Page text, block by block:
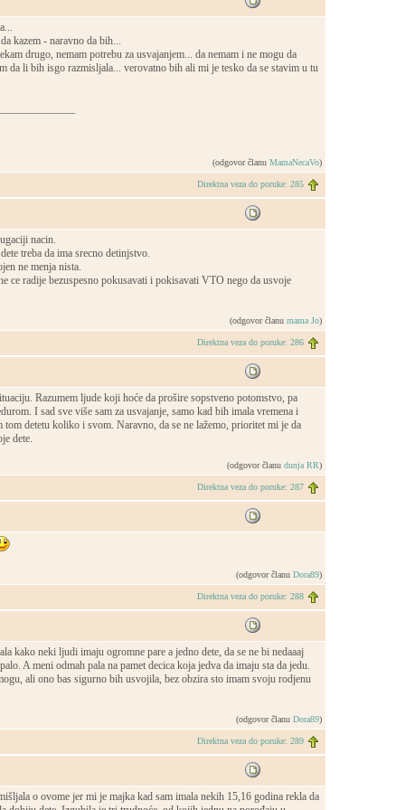
kazem - naravno da bih...
drugo, nemam potrebu za usvajanjem... da nemam i ne mogu da
da li bih isgo razmisljala... verovatno bih ali mi je tesko da se stavim u tu
(odgovor članu MamaNecaVo)
Direktna veza do poruke: 285
nacin.
treba da ima srecno detinjstvo.
ne menja nista.
ce radije bezuspesno pokusavati i pokisavati VTO nego da usvoje
(odgovor članu mama Jo)
Direktna veza do poruke: 286
Razumem ljude koji hoće da prošire sopstveno potomstvo, pa
I sad sve više sam za usvajanje, samo kad bih imala vremena i
tom detetu koliko i svom. Naravno, da se ne lažemo, prioritet mi je da
dete.
(odgovor članu dunja RR)
Direktna veza do poruke: 287
(odgovor članu Dora89)
Direktna veza do poruke: 288
kako neki ljudi imaju ogromne pare a jedno dete, da se ne bi nedaaaj
A meni odmah pala na pamet decica koja jedva da imaju sta da jedu.
ali ono bas sigurno bih usvojila, bez obzira sto imam svoju rodjenu
(odgovor članu Dora89)
Direktna veza do poruke: 289
o ovome jer mi je majka kad sam imala nekih 15,16 godina rekla da